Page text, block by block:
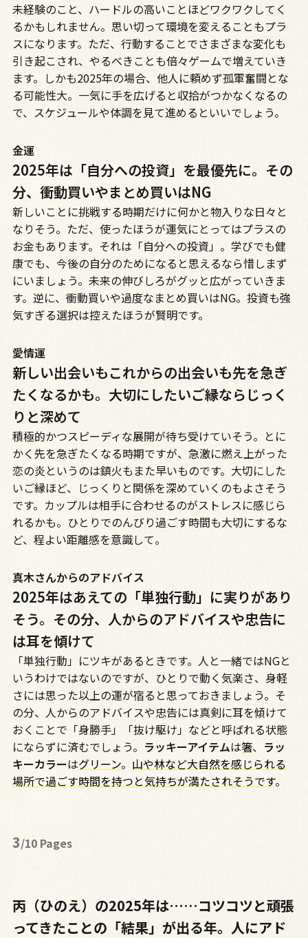
未経験のこと、ハードルの高いことほどワクワクしてく
るかもしれません。思い切って環境を変えることもプラ
スになります。ただ、行動することでさまざまな変化も
引き起こされ、やるべきことも倍々ゲームで増えていき
ます。しかも2025年の場合、他人に頼めず孤軍奮闘とな
る可能性大。一気に手を広げると収拾がつかなくなるの
で、スケジュールや体調を見て進めるといいでしょう。
金運
2025年は「自分への投資」を最優先に。その
分、衝動買いやまとめ買いはNG
新しいことに挑戦する時期だけに何かと物入りな日々と
なりそう。ただ、使ったほうが運気にとってはプラスの
お金もあります。それは「自分への投資」。学びでも健
康でも、今後の自分のためになると思えるなら惜しまず
にいましょう。未来の伸びしろがグッと広がっていきま
す。逆に、衝動買いや過度なまとめ買いはNG。投資も強
気すぎる選択は控えたほうが賢明です。
愛情運
新しい出会いもこれからの出会いも先を急ぎ
たくなるかも。大切にしたいご縁ならじっく
りと深めて
積極的かつスピーディな展開が待ち受けていそう。とに
かく先を急ぎたくなる時期ですが、急激に燃え上がった
恋の炎というのは鎮火もまた早いものです。大切にした
いご縁ほど、じっくりと関係を深めていくのもよさそう
です。カップルは相手に合わせるのがストレスに感じら
れるかも。ひとりでのんびり過ごす時間も大切にするな
ど、程よい距離感を意識して。
真木さんからのアドバイス
2025年はあえての「単独行動」に実りがあり
そう。その分、人からのアドバイスや忠告に
は耳を傾けて
「単独行動」にツキがあるときです。人と一緒ではNGと
いうわけではないのですが、ひとりで動く気楽さ、身軽
さには思った以上の運が宿ると思っておきましょう。そ
の分、人からのアドバイスや忠告には真剣に耳を傾けて
おくことで「身勝手」「抜け駆け」などと呼ばれる状態
にならずに済むでしょう。 ラッキーアイテムは箸、 ラッ
キーカラーはグリーン。 山や林など大自然を感じられる
場所で過ごす時間を持つと気持ちが満たされそうです。
3/10 Pages
丙（ひのえ）の2025年は……コツコツと頑張
ってきたことの「結果」が出る年。人にアド